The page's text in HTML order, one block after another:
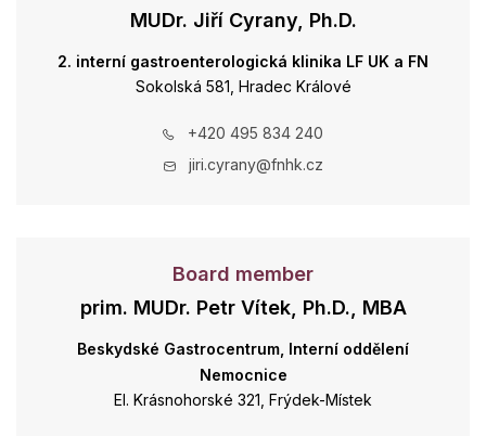
MUDr. Jiří Cyrany, Ph.D.
2. interní gastroenterologická klinika LF UK a FN
Sokolská 581, Hradec Králové
+420 495 834 240
jiri.cyrany@fnhk.cz
Board member
prim. MUDr. Petr Vítek, Ph.D., MBA
Beskydské Gastrocentrum, Interní oddělení
Nemocnice
El. Krásnohorské 321, Frýdek-Místek